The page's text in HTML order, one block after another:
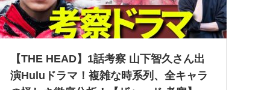
【THE HEAD】1話考察 山下智久さん出
演Huluドラマ！複雑な時系列、全キャラ